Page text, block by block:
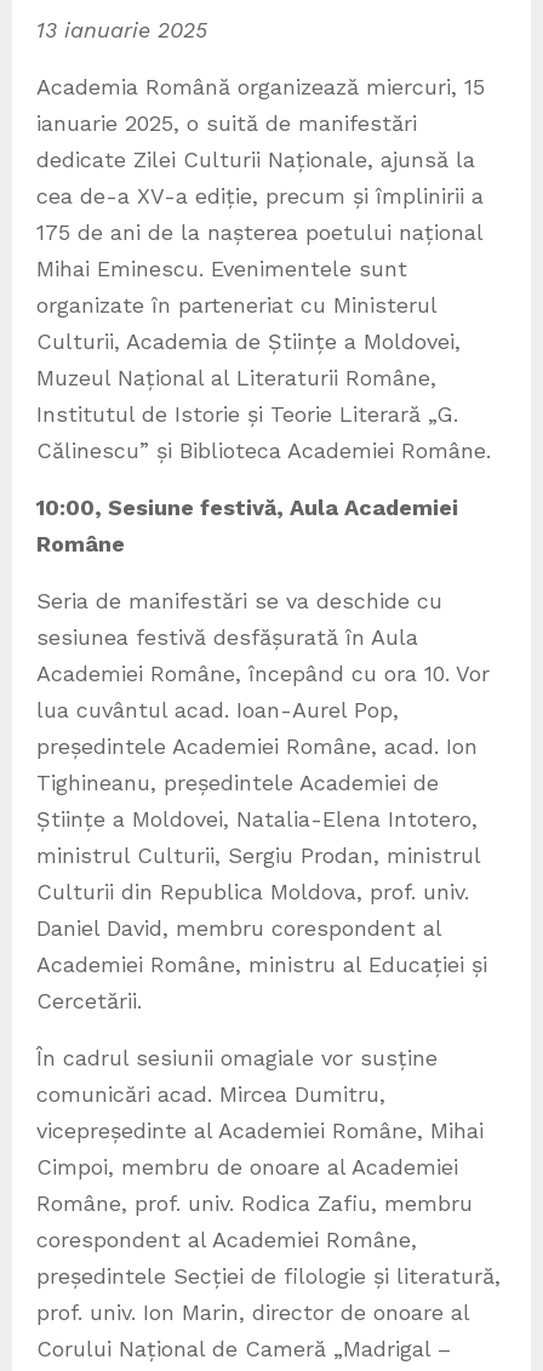
13 ianuarie 2025
Academia Română organizează miercuri, 15
ianuarie 2025, o suită de manifestări
dedicate Zilei Culturii Naționale, ajunsă la
cea de-a XV-a ediție, precum și împlinirii a
175 de ani de la nașterea poetului național
Mihai Eminescu. Evenimentele sunt
organizate în parteneriat cu Ministerul
Culturii, Academia de Științe a Moldovei,
Muzeul Național al Literaturii Române,
Institutul de Istorie și Teorie Literară „G.
Călinescu” și Biblioteca Academiei Române.
10:00, Sesiune festivă, Aula Academiei
Române
Seria de manifestări se va deschide cu
sesiunea festivă desfășurată în Aula
Academiei Române, începând cu ora 10. Vor
lua cuvântul acad. Ioan-Aurel Pop,
președintele Academiei Române, acad. Ion
Tighineanu, președintele Academiei de
Științe a Moldovei, Natalia-Elena Intotero,
ministrul Culturii, Sergiu Prodan, ministrul
Culturii din Republica Moldova, prof. univ.
Daniel David, membru corespondent al
Academiei Române, ministru al Educației și
Cercetării.
În cadrul sesiunii omagiale vor susține
comunicări acad. Mircea Dumitru,
vicepreședinte al Academiei Române, Mihai
Cimpoi, membru de onoare al Academiei
Române, prof. univ. Rodica Zafiu, membru
corespondent al Academiei Române,
președintele Secției de filologie și literatură,
prof. univ. Ion Marin, director de onoare al
Corului Național de Cameră „Madrigal –